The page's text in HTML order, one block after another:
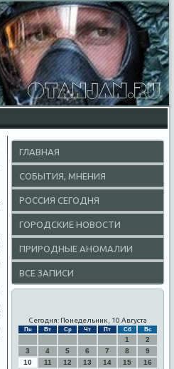
ГЛАВНАЯ
СОБЫТИЯ, МНЕНИЯ
РОССИЯ СЕГОДНЯ
ГОРОДСКИЕ НОВОСТИ
ПРИРОДНЫЕ АНОМАЛИИ
ВСЕ ЗАПИСИ
Сегодня: Понедельник, 10 Августа
Пн Вт Ср Чт Пт Сб Вс
1
2
3
4 5 6 7 8
9
10
11 12 13 14 15
16